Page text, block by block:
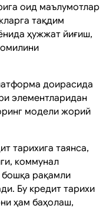
оид маълумотлар
тақдим
ҳужжат йиғиш,
доирасида
элементларидан
модели жорий
тарихига таянса,
коммунал
бошқа рақамли
Бу кредит тарихи
ҳам баҳолаш,